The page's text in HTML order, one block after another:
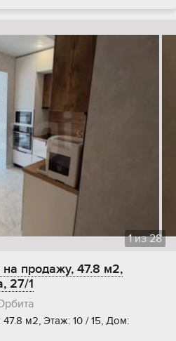
1из28
продажу, 47.8 м2,
27/1
м2, Этаж: 10 / 15, Дом: